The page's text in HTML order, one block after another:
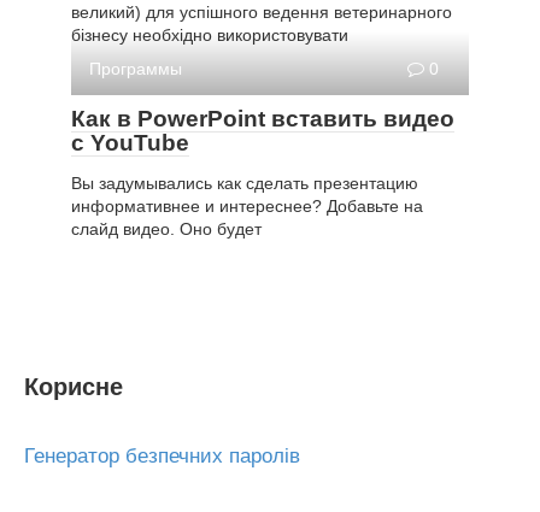
великий) для успішного ведення ветеринарного
бізнесу необхідно використовувати
Программы
0
Как в PowerPoint вставить видео
с YouTube
Вы задумывались как сделать презентацию
информативнее и интереснее? Добавьте на
слайд видео. Оно будет
Корисне
Генератор безпечних паролів